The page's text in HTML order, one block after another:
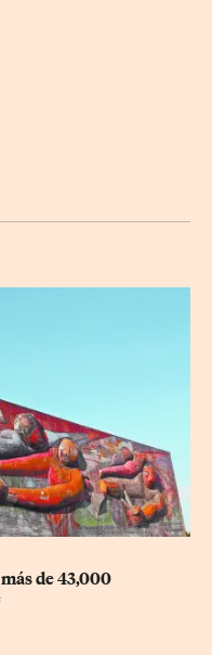
de 43,000